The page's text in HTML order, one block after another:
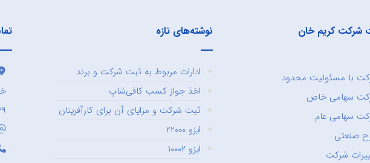
شرکت کریم خان
با مسئولیت محدود
سهامی خاص
سهامی عام
صنعتی
شرکت
نوشته‌های تازه
ادارات مربوط به ثبت شرکت و برند
اخذ جواز کسب کافی‌شاپ
ثبت شرکت و مزایای آن برای کارآفرینان
ایزو ۲۲۰۰۰
ایزو ۱۰۰۰۲
۳۹